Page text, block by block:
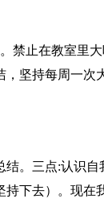
禁止在教室里
坚持每周一次
。三点:认识
持下去）。现